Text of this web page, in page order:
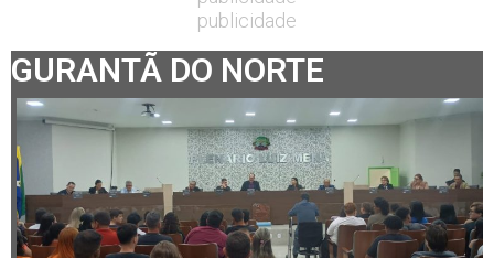
publicidade
GURANTÃ DO NORTE